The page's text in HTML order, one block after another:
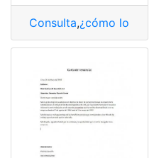
Consulta,¿cómo lo hago?